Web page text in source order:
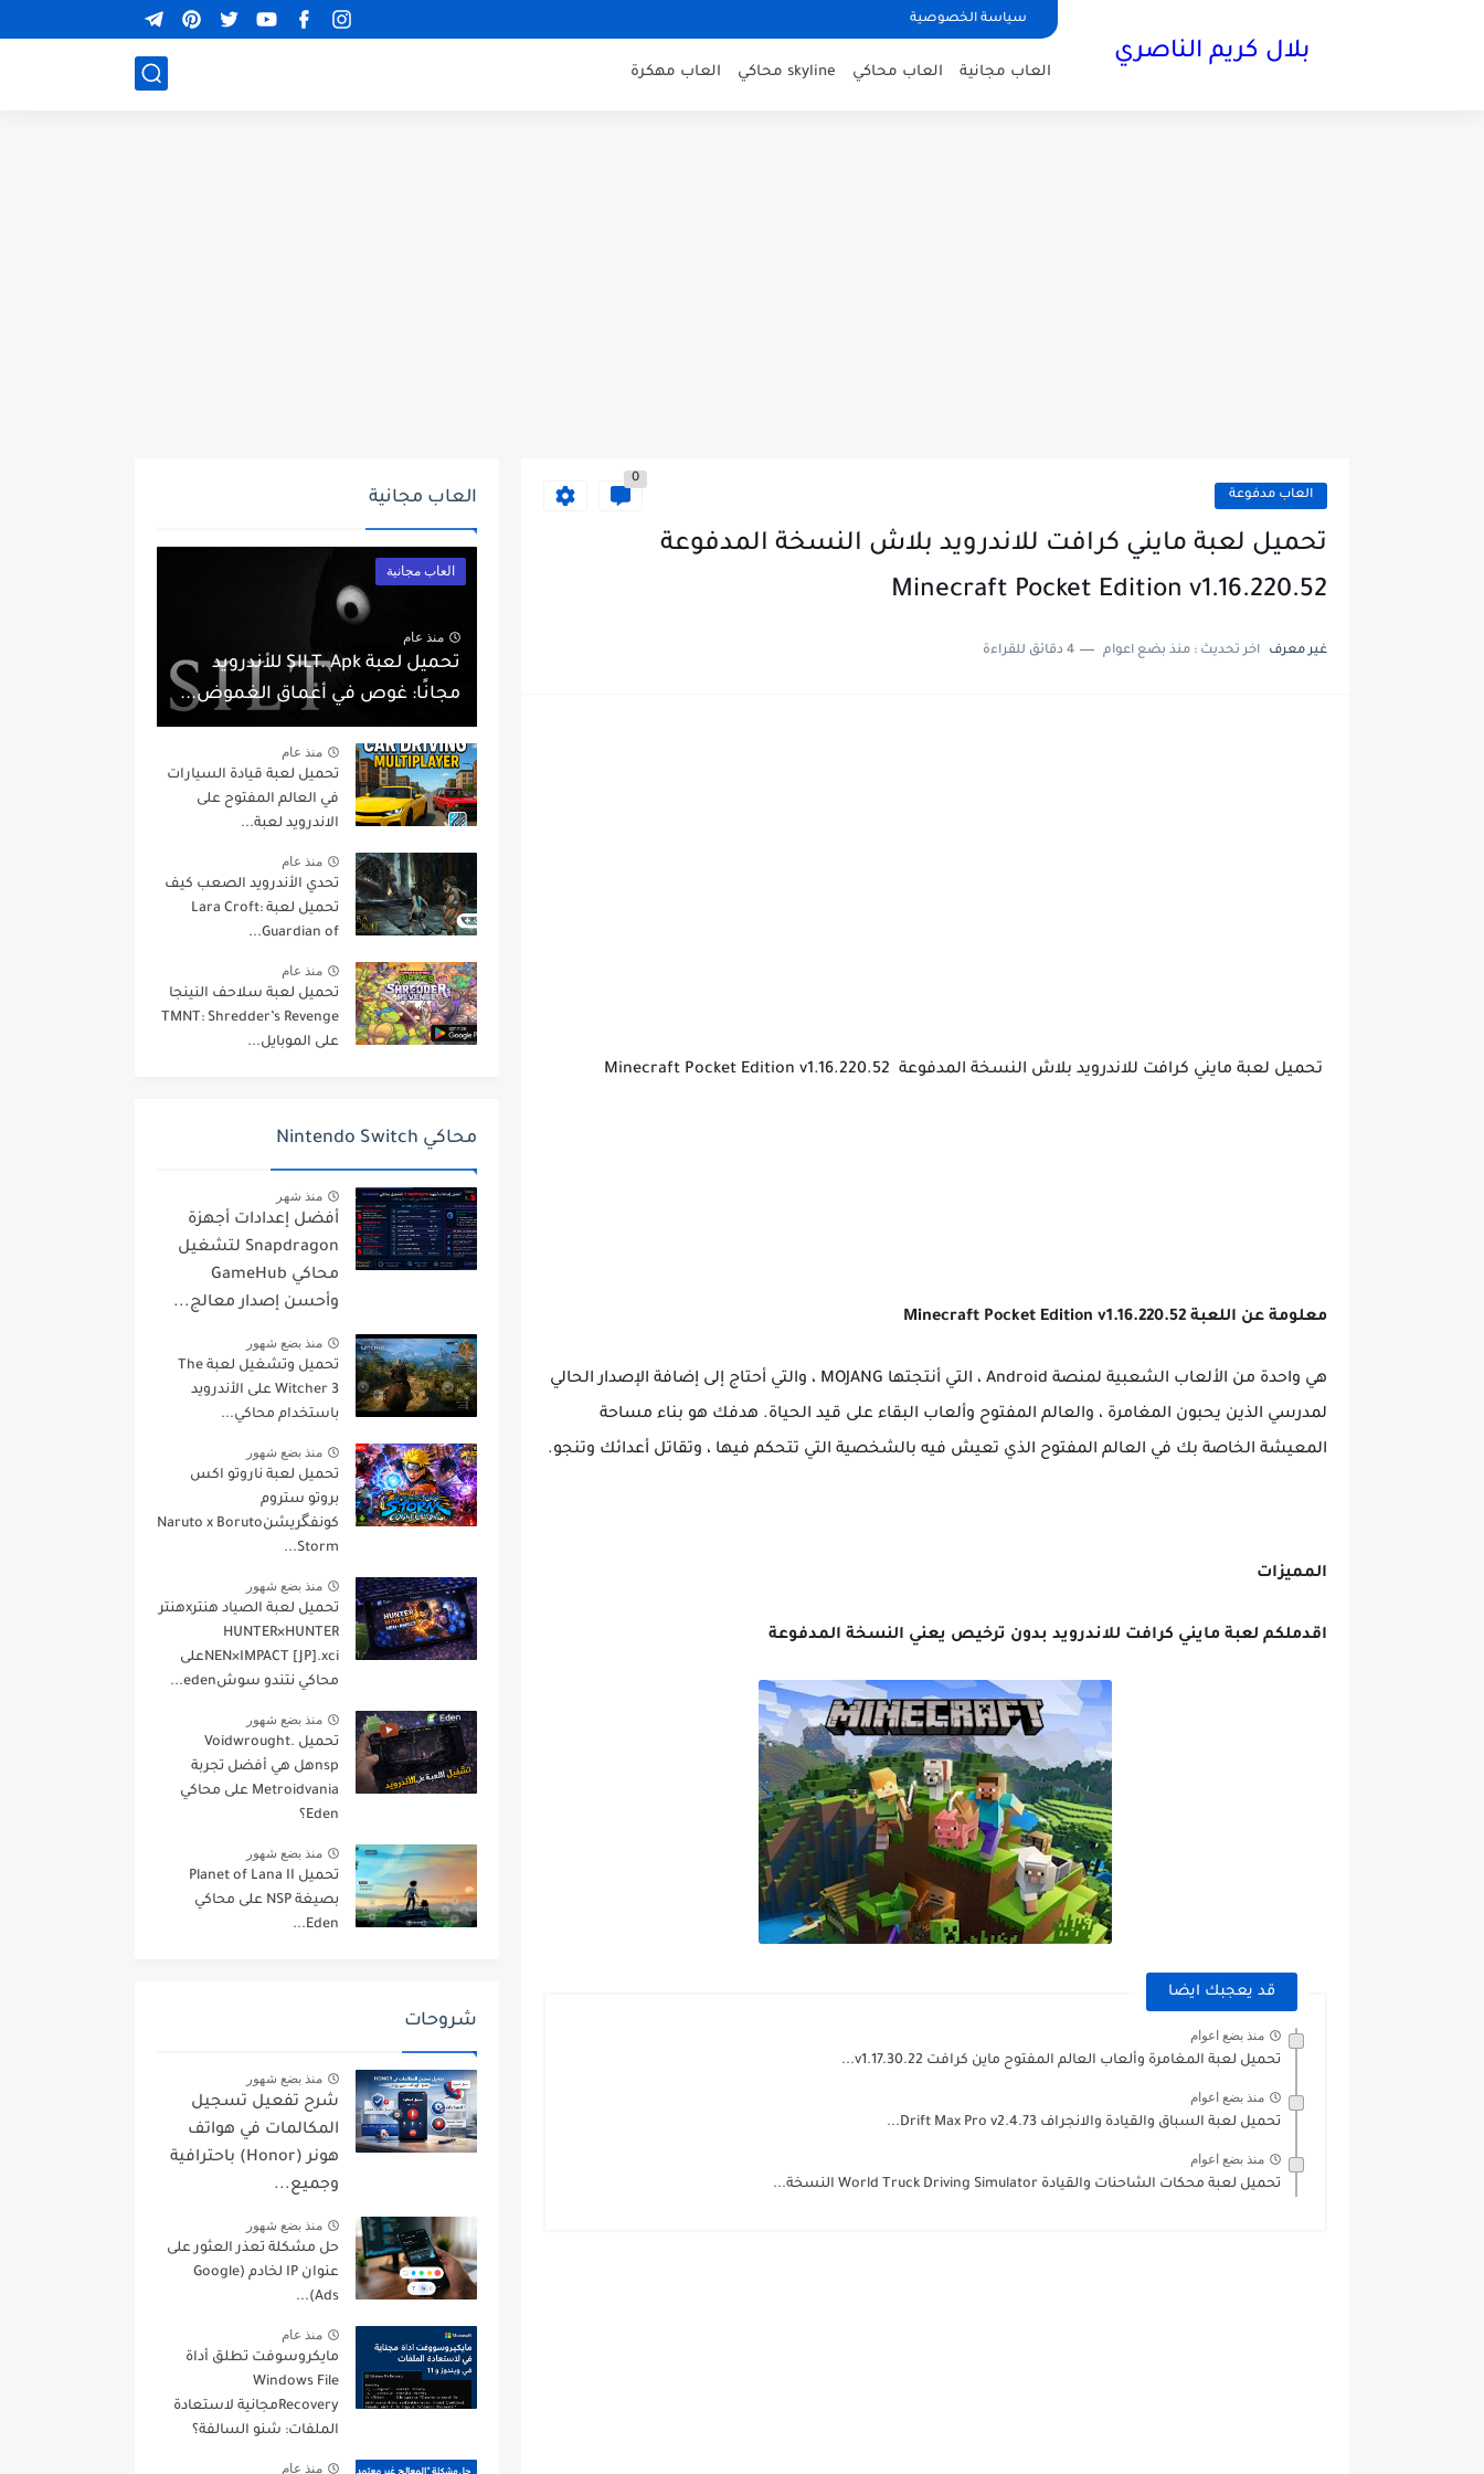
سياسة الخصوصية
بلال كريم الناصري
العاب مجانية العاب محاكي skyline محاكي العاب مهكرة
العاب مدفوعة
0
تحميل لعبة مايني كرافت للاندرويد بلاش النسخة المدفوعة
Minecraft Pocket Edition v1.16.220.52
غير معرف اخر تحديث : منذ بضع اعوام 4 دقائق للقراءة
تحميل لعبة مايني كرافت للاندرويد بلاش النسخة المدفوعة Minecraft Pocket Edition v1.16.220.52
معلومة عن اللعبة Minecraft Pocket Edition v1.16.220.52
هي واحدة من الألعاب الشعبية لمنصة Android ، التي أنتجتها MOJANG ، والتي أحتاج إلى إضافة الإصدار الحالي
لمدرسي الذين يحبون المغامرة ، والعالم المفتوح وألعاب البقاء على قيد الحياة. هدفك هو بناء مساحة
المعيشة الخاصة بك في العالم المفتوح الذي تعيش فيه بالشخصية التي تتحكم فيها ، وتقاتل أعدائك وتنجو.
المميزات
اقدملكم لعبة مايني كرافت للاندرويد بدون ترخيص يعني النسخة المدفوعة
قد يعجبك ايضا
منذ بضع اعوام
تحميل لعبة المغامرة وألعاب العالم المفتوح ماين كرافت v1.17.30.22...
منذ بضع اعوام
تحميل لعبة السباق والقيادة والانجراف Drift Max Pro v2.4.73...
منذ بضع اعوام
تحميل لعبة محكات الشاحنات والقيادة World Truck Driving Simulator النسخة...
العاب مجانية
العاب مجانية
منذ عام
تحميل لعبة SILT. Apk للأندرويد
مجانًا: غوص في أعماق الغموض...
منذ عام
تحميل لعبة قيادة السيارات
في العالم المفتوح على
الاندرويد لعبة...
منذ عام
تحدي الأندرويد الصعب كيف
تحميل لعبة Lara Croft:
Guardian of...
منذ عام
تحميل لعبة سلاحف النينجا
TMNT: Shredder’s Revenge
على الموبايل...
محاكي Nintendo Switch
منذ شهر
أفضل إعدادات أجهزة
Snapdragon لتشغيل
محاكي GameHub
وأحسن إصدار معالج...
منذ بضع شهور
تحميل وتشغيل لعبة The
Witcher 3 على الأندرويد
باستخدام محاكي...
منذ بضع شهور
تحميل لعبة ناروتو اكس
بروتو ستروم
كونفگريشنNaruto x Boruto
Storm...
منذ بضع شهور
تحميل لعبة الصياد هنترxهنتر
HUNTER×HUNTER
NEN×IMPACT [JP].xciعلى
محاكي نتندو سوشeden...
منذ بضع شهور
تحميل Voidwrought.
nspهل هي أفضل تجربة
Metroidvania على محاكي
Eden؟
منذ بضع شهور
تحميل Planet of Lana II
بصيغة NSP على محاكي
Eden...
شروحات
منذ بضع شهور
شرح تفعيل تسجيل
المكالمات في هواتف
هونر (Honor) باحترافية
وجميع...
منذ بضع شهور
حل مشكلة تعذر العثور على
عنوان IP لخادم (Google
Ads)...
منذ عام
مايكروسوفت تطلق أداة
Windows File
Recoveryمجانية لاستعادة
الملفات: شنو السالفة؟
منذ عام